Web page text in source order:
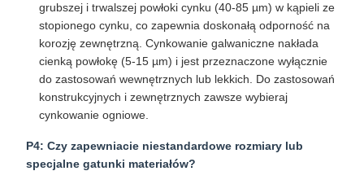
grubszej i trwalszej powłoki cynku (40-85 µm) w kąpieli ze
stopionego cynku, co zapewnia doskonałą odporność na
korozję zewnętrzną. Cynkowanie galwaniczne nakłada
cienką powłokę (5-15 µm) i jest przeznaczone wyłącznie
do zastosowań wewnętrznych lub lekkich. Do zastosowań
konstrukcyjnych i zewnętrznych zawsze wybieraj
cynkowanie ogniowe.
P4: Czy zapewniacie niestandardowe rozmiary lub
specjalne gatunki materiałów?